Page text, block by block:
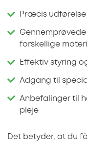
Præcis
forskellige
Effektiv styring
Adgang til
Anbefalinger til
pleje
Det betyder, at du